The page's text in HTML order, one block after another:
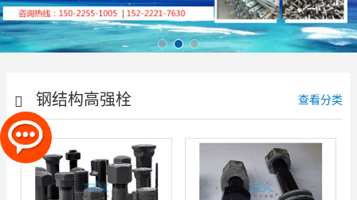
钢结构高强栓 查看分类